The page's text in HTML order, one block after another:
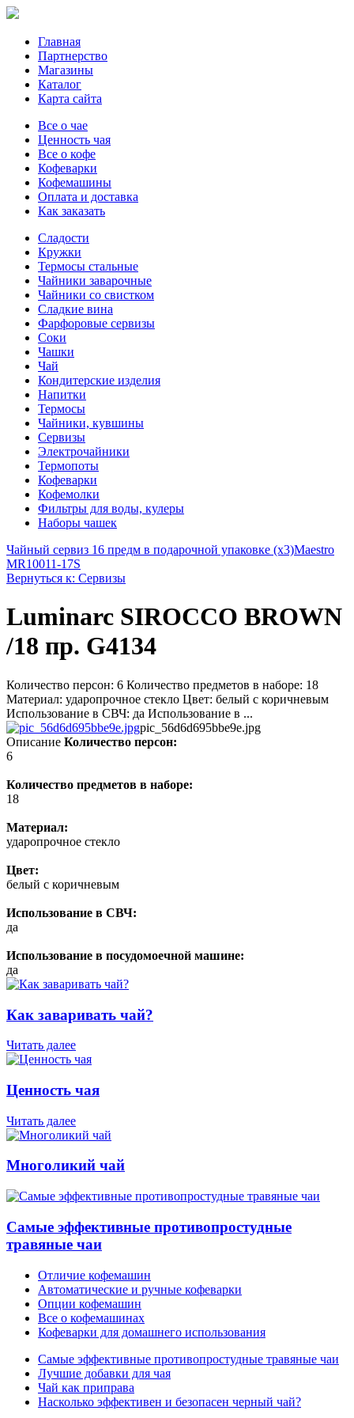
Главная
Партнерство
Магазины
Каталог
Карта сайта
Все о чае
Ценность чая
Все о кофе
Кофеварки
Кофемашины
Оплата и доставка
Как заказать
Сладости
Кружки
Термосы стальные
Чайники заварочные
Чайники со свистком
Сладкие вина
Фарфоровые сервизы
Соки
Чашки
Чай
Кондитерские изделия
Напитки
Термосы
Чайники, кувшины
Сервизы
Электрочайники
Термопоты
Кофеварки
Кофемолки
Фильтры для воды, кулеры
Наборы чашек
Чайный сервиз 16 предм в подарочной упаковке (х3)Maestro
MR10011-17S
Вернуться к: Сервизы
Luminarc SIROCCO BROWN
/18 пр. G4134
Количество персон: 6 Количество предметов в наборе: 18
Материал: ударопрочное стекло Цвет: белый с коричневым
Использование в СВЧ: да Использование в ...
pic_56d6d695bbe9e.jpg
Описание Количество персон:
6
Количество предметов в наборе:
18
Материал:
ударопрочное стекло
Цвет:
белый с коричневым
Использование в СВЧ:
да
Использование в посудомоечной машине:
да
Как заваривать чай?
Читать далее
Ценность чая
Читать далее
Многоликий чай
Самые эффективные противопростудные
травяные чаи
Отличие кофемашин
Автоматические и ручные кофеварки
Опции кофемашин
Все о кофемашинах
Кофеварки для домашнего использования
Самые эффективные противопростудные травяные чаи
Лучшие добавки для чая
Чай как приправа
Насколько эффективен и безопасен черный чай?